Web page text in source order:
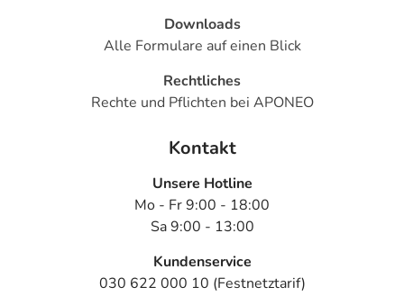
Downloads
Alle Formulare auf einen Blick
Rechtliches
Rechte und Pflichten bei APONEO
Kontakt
Unsere Hotline
Mo - Fr 9:00 - 18:00
Sa 9:00 - 13:00
Kundenservice
030 622 000 10 (Festnetztarif)